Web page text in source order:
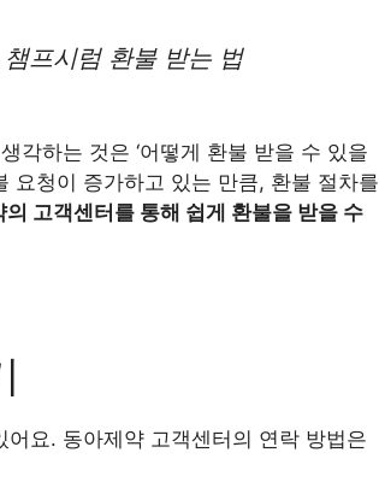
프시럼 환불 받는 법
각하는 것은 ‘어떻게 환불 받을 수 있을
요청이 증가하고 있는 만큼, 환불 절차를
고객센터를 통해 쉽게 환불을 받을 수
요. 동아제약 고객센터의 연락 방법은